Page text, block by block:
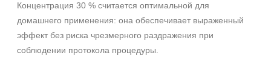
Концентрация 30 % считается оптимальной для
домашнего применения: она обеспечивает выраженный
эффект без риска чрезмерного раздражения при
соблюдении протокола процедуры.